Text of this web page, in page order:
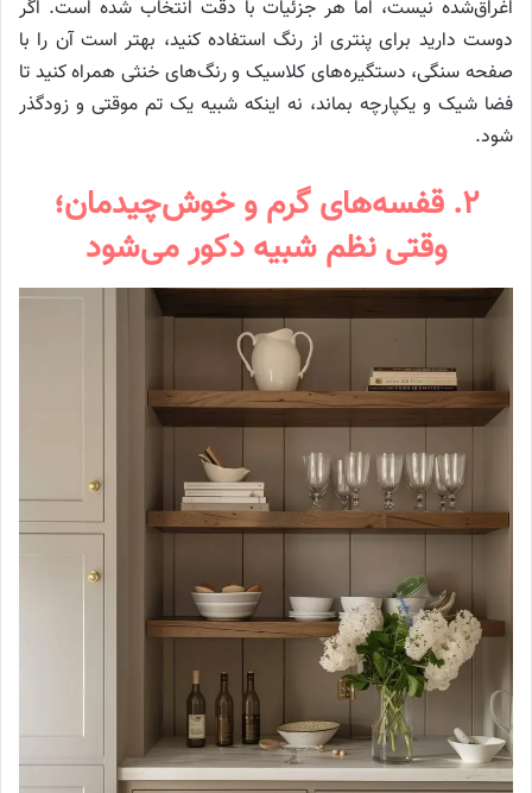
اغراق‌شده نیست، اما هر جزئیات با دقت انتخاب شده است. اگر
دوست دارید برای پنتری از رنگ استفاده کنید، بهتر است آن را با
صفحه سنگی، دستگیره‌های کلاسیک و رنگ‌های خنثی همراه کنید تا
فضا شیک و یکپارچه بماند، نه اینکه شبیه یک تم موقتی و زودگذر
شود.
۲. قفسه‌های گرم و خوش‌چیدمان؛
وقتی نظم شبیه دکور می‌شود